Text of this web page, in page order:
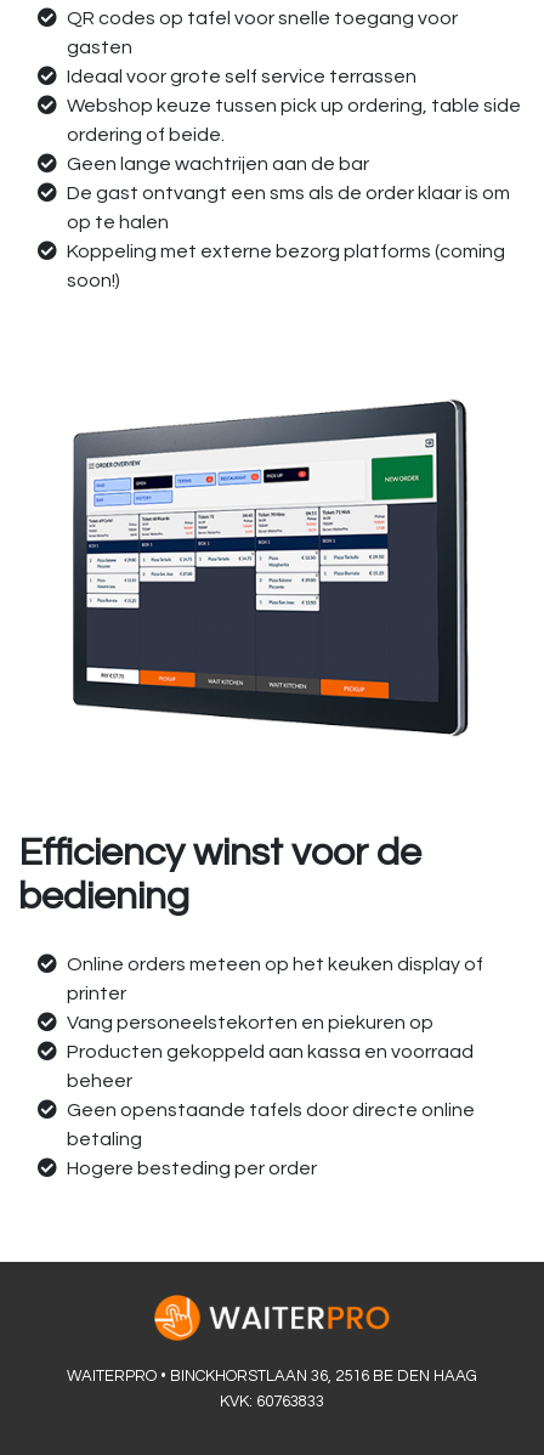
QR codes op tafel voor snelle toegang voor
gasten
Ideaal voor grote self service terrassen
Webshop keuze tussen pick up ordering, table side
ordering of beide.
Geen lange wachtrijen aan de bar
De gast ontvangt een sms als de order klaar is om
op te halen
Koppeling met externe bezorg platforms (coming
soon!)
Efficiency winst voor de
bediening
Online orders meteen op het keuken display of
printer
Vang personeelstekorten en piekuren op
Producten gekoppeld aan kassa en voorraad
beheer
Geen openstaande tafels door directe online
betaling
Hogere besteding per order
WAITERPRO • BINCKHORSTLAAN 36, 2516 BE DEN HAAG
KVK: 60763833